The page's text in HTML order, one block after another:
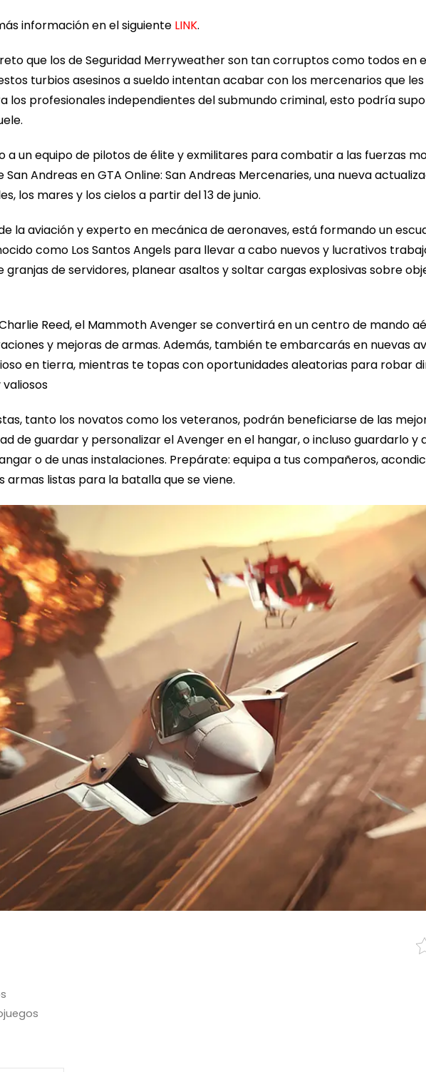
información en el siguiente LINK.
que los de Seguridad Merryweather son tan corruptos como todos en
turbios asesinos a sueldo intentan acabar con los mercenarios que
los profesionales independientes del submundo criminal, esto podría
a un equipo de pilotos de élite y exmilitares para combatir a las fuerzas
Andreas en GTA Online: San Andreas Mercenaries, una nueva
los mares y los cielos a partir del 13 de junio.
la aviación y experto en mecánica de aeronaves, está formando un
como Los Santos Angels para llevar a cabo nuevos y lucrativos
granjas de servidores, planear asaltos y soltar cargas explosivas sobre
Reed, el Mammoth Avenger se convertirá en un centro de mando
y mejoras de armas. Además, también te embarcarás en nuevas
en tierra, mientras te topas con oportunidades aleatorias para robar
tanto los novatos como los veteranos, podrán beneficiarse de las
de guardar y personalizar el Avenger en el hangar, o incluso guardarlo y
o de unas instalaciones. Prepárate: equipa a tus compañeros,
armas listas para la batalla que se viene.